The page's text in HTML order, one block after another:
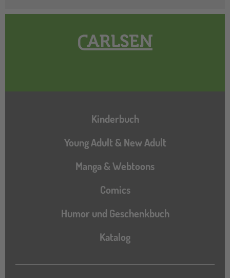
Hauptnavigation
Kinderbuch
Young Adult & New Adult
Manga & Webtoons
Comics
Humor und Geschenkbuch
Katalog
Katalog